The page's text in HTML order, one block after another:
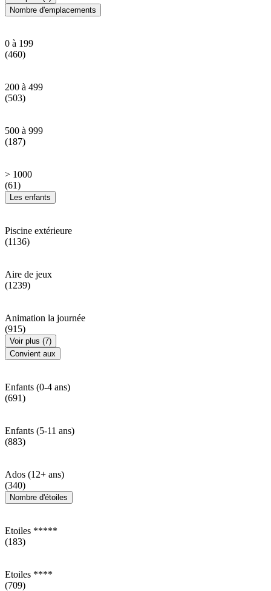
Nombre d'emplacements
0 à 199
(460)
200 à 499
(503)
500 à 999
(187)
> 1000
(61)
Les enfants
Piscine extérieure
(1136)
Aire de jeux
(1239)
Animation la journée
(915)
Voir plus (7)
Convient aux
Enfants (0-4 ans)
(691)
Enfants (5-11 ans)
(883)
Ados (12+ ans)
(340)
Nombre d'étoiles
Etoiles *****
(183)
Etoiles ****
(709)